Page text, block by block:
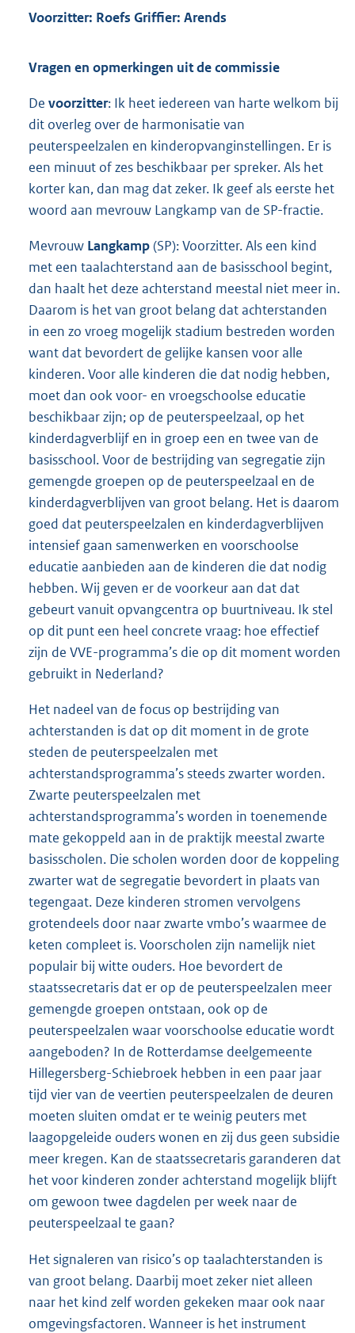
Voorzitter: Roefs Griffier: Arends
Vragen en opmerkingen uit de commissie
De voorzitter: Ik heet iedereen van harte welkom bij
dit overleg over de harmonisatie van
peuterspeelzalen en kinderopvanginstellingen. Er is
een minuut of zes beschikbaar per spreker. Als het
korter kan, dan mag dat zeker. Ik geef als eerste het
woord aan mevrouw Langkamp van de SP-fractie.
Mevrouw Langkamp(SP): Voorzitter. Als een kind
met een taalachterstand aan de basisschool begint,
dan haalt het deze achterstand meestal niet meer in.
Daarom is het van groot belang dat achterstanden
in een zo vroeg mogelijk stadium bestreden worden
want dat bevordert de gelijke kansen voor alle
kinderen. Voor alle kinderen die dat nodig hebben,
moet dan ook voor- en vroegschoolse educatie
beschikbaar zijn; op de peuterspeelzaal, op het
kinderdagverblijf en in groep een en twee van de
basisschool. Voor de bestrijding van segregatie zijn
gemengde groepen op de peuterspeelzaal en de
kinderdagverblijven van groot belang. Het is daarom
goed dat peuterspeelzalen en kinderdagverblijven
intensief gaan samenwerken en voorschoolse
educatie aanbieden aan de kinderen die dat nodig
hebben. Wij geven er de voorkeur aan dat dat
gebeurt vanuit opvangcentra op buurtniveau. Ik stel
op dit punt een heel concrete vraag: hoe effectief
zijn de VVE-programma’s die op dit moment worden
gebruikt in Nederland?
Het nadeel van de focus op bestrijding van
achterstanden is dat op dit moment in de grote
steden de peuterspeelzalen met
achterstandsprogramma’s steeds zwarter worden.
Zwarte peuterspeelzalen met
achterstandsprogramma’s worden in toenemende
mate gekoppeld aan in de praktijk meestal zwarte
basisscholen. Die scholen worden door de koppeling
zwarter wat de segregatie bevordert in plaats van
tegengaat. Deze kinderen stromen vervolgens
grotendeels door naar zwarte vmbo’s waarmee de
keten compleet is. Voorscholen zijn namelijk niet
populair bij witte ouders. Hoe bevordert de
staatssecretaris dat er op de peuterspeelzalen meer
gemengde groepen ontstaan, ook op de
peuterspeelzalen waar voorschoolse educatie wordt
aangeboden? In de Rotterdamse deelgemeente
Hillegersberg-Schiebroek hebben in een paar jaar
tijd vier van de veertien peuterspeelzalen de deuren
moeten sluiten omdat er te weinig peuters met
laagopgeleide ouders wonen en zij dus geen subsidie
meer kregen. Kan de staatssecretaris garanderen dat
het voor kinderen zonder achterstand mogelijk blijft
om gewoon twee dagdelen per week naar de
peuterspeelzaal te gaan?
Het signaleren van risico’s op taalachterstanden is
van groot belang. Daarbij moet zeker niet alleen
naar het kind zelf worden gekeken maar ook naar
omgevingsfactoren. Wanneer is het instrument